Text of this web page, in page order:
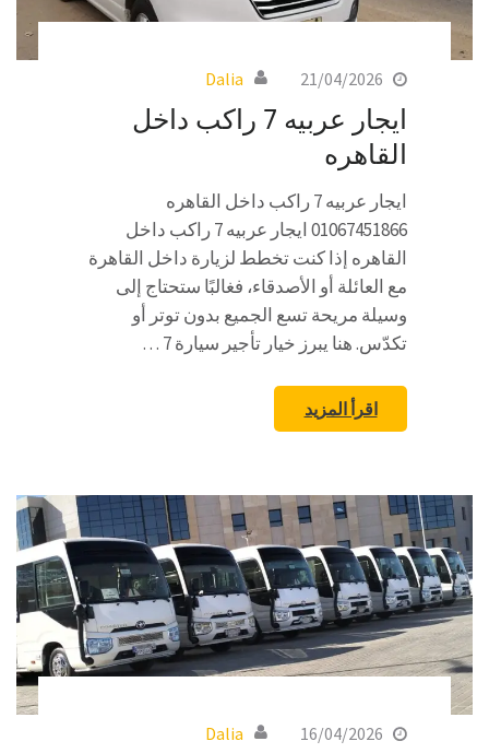
21/04/2026
Dalia
ايجار عربيه 7 راكب داخل
القاهره
ايجار عربيه 7 راكب داخل القاهره
01067451866 ايجار عربيه 7 راكب داخل
القاهره إذا كنت تخطط لزيارة داخل القاهرة
مع العائلة أو الأصدقاء، فغالبًا ستحتاج إلى
وسيلة مريحة تسع الجميع بدون توتر أو
تكدّس. هنا يبرز خيار تأجير سيارة 7 …
اقرأ المزيد
16/04/2026
Dalia